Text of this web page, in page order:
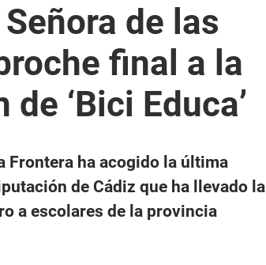
de las
final a la
‘Bici Educa’
Frontera ha acogido la última
de Cádiz que ha llevado la
a escolares de la provincia